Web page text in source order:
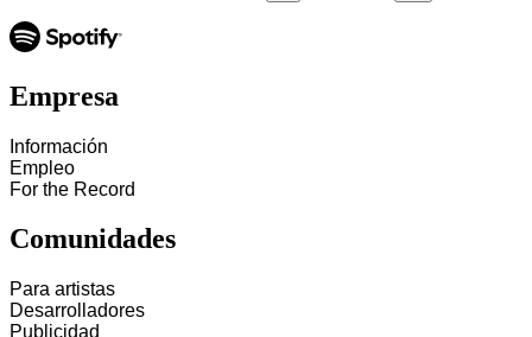
Empresa
Información
Empleo
For the Record
Comunidades
Para artistas
Desarrolladores
Publicidad